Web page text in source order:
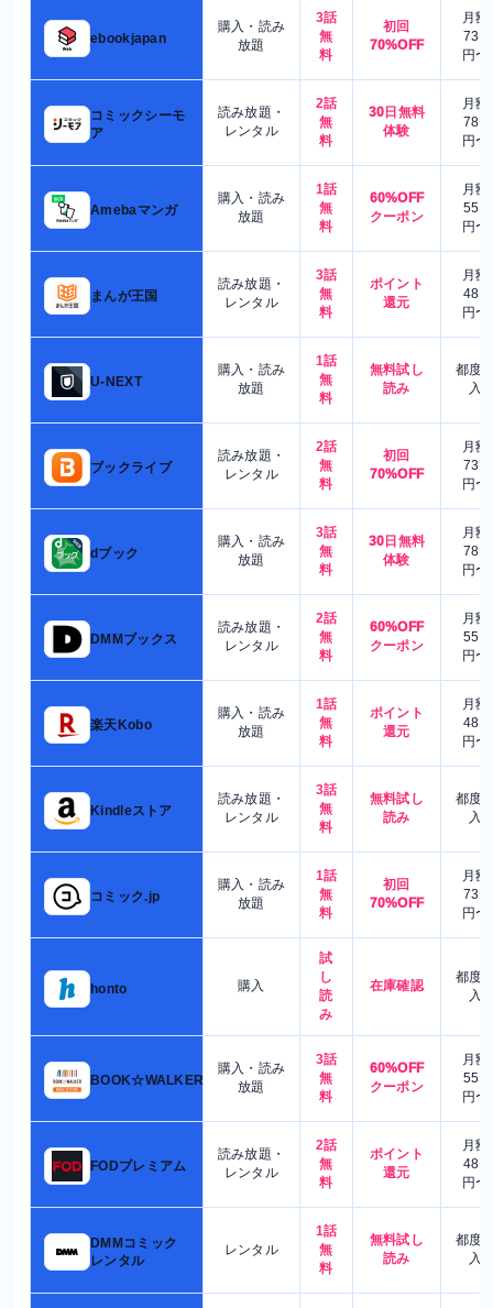
ebookjapan
購入・読み
放題
3話
無
料
初回
70%OFF
月額
730
円〜
コミックシーモ
ア
読み放題・
レンタル
2話
無
料
30日無料
体験
月額
780
円〜
Amebaマンガ
購入・読み
放題
1話
無
料
60%OFF
クーポン
月額
550
円〜
まんが王国
読み放題・
レンタル
3話
無
料
ポイント
還元
月額
480
円〜
U-NEXT
購入・読み
放題
1話
無
料
無料試し
読み
都度
入
ブックライブ
読み放題・
レンタル
2話
無
料
初回
70%OFF
月額
730
円〜
dブック
購入・読み
放題
3話
無
料
30日無料
体験
月額
780
円〜
DMMブックス
読み放題・
レンタル
2話
無
料
60%OFF
クーポン
月額
550
円〜
楽天Kobo
購入・読み
放題
1話
無
料
ポイント
還元
月額
480
円〜
Kindleストア
読み放題・
レンタル
3話
無
料
無料試し
読み
都度
入
コミック.jp
購入・読み
放題
1話
無
料
初回
70%OFF
月額
730
円〜
honto 購入
試
し
読
み
在庫確認
都度
入
BOOK☆WALKER
購入・読み
放題
3話
無
料
60%OFF
クーポン
月額
550
円〜
FODプレミアム
読み放題・
レンタル
2話
無
料
ポイント
還元
月額
480
円〜
DMMコミック
レンタル
レンタル
1話
無
料
無料試し
読み
都度
入